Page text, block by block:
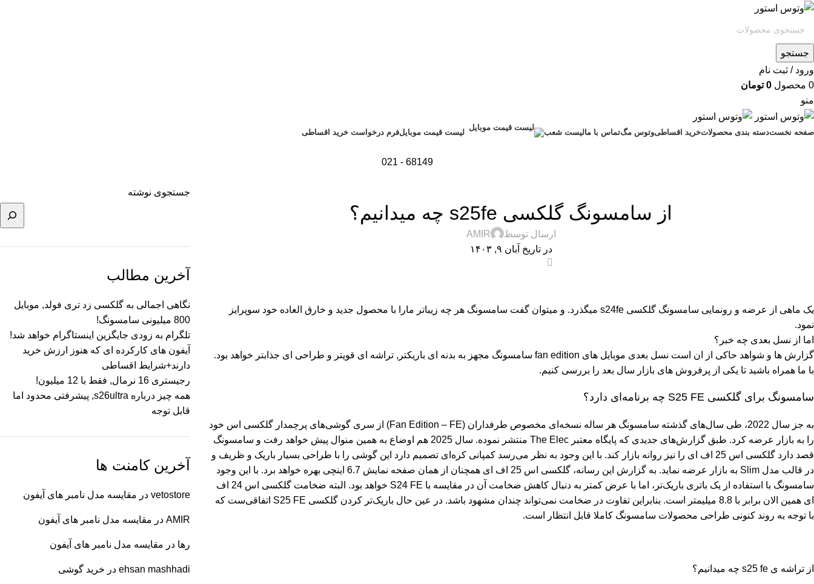
جستجو
ورود / ثبت نام
0 محصول 0 تومان
منو
صفحه نخستدسته بندی محصولاتخرید اقساطیوتوس مگتماس با مالیست شعب لیست قیمت موبایلفرم درخواست خرید اقساطی
68149 - 021
از سامسونگ گلکسی s25fe چه میدانیم؟
ارسال توسط
AMIR
در تاریخ آبان ۹, ۱۴۰۳
یک ماهی از عرضه و رونمایی سامسونگ گلکسی s24fe میگذرد. و میتوان گفت سامسونگ هر چه زیباتر مارا با محصول جدید و خارق العاده خود سوپرایز
نمود.
اما از نسل بعدی چه خبر؟
گزارش ها و شواهد حاکی از ان است نسل بعدی موبایل های fan edition سامسونگ مجهز به بدنه ای باریکتر, تراشه ای قویتر و طراحی ای جذابتر خواهد بود.
با ما همراه باشید تا یکی از پرفروش های بازار سال بعد را بررسی کنیم.
سامسونگ برای گلکسی S25 FE چه برنامه‌ای دارد؟
به جز سال 2022، طی سال‌های گذشته سامسونگ
هر ساله نسخه‌ای مخصوص طرفداران (Fan Edition – FE) از سری گوشی‌های پرچمدار گلکسی اس خود
را به بازار عرضه کرد. طبق گزارش‌های جدیدی که پایگاه معتبر The Elec منتشر نموده. سال 2025 هم اوضاع به همین منوال پیش خواهد رفت و سامسونگ
قصد دارد گلکسی اس 25 اف ای را نیز روانه بازار کند. با این وجود به نظر می‌رسد کمپانی کره‌ای تصمیم دارد این گوشی را با طراحی بسیار باریک و ظریف و
در قالب مدل Slim به بازار عرضه نماید. به گزارش این رسانه، گلکسی اس 25 اف ای همچنان از همان صفحه نمایش 6.7 اینچی بهره خواهد برد. با این وجود
سامسونگ با استفاده از یک باتری باریک‌تر، اما با عرض کمتر به دنبال کاهش ضخامت آن در مقایسه با S24 FE خواهد بود. البته ضخامت گلکسی اس 24 اف
ای همین الان برابر با 8.8 میلیمتر است. بنابراین تفاوت در ضخامت نمی‌تواند چندان مشهود باشد. در عین حال باریک‌تر کردن گلکسی S25 FE اتفاقی‌ست که
با توجه به روند کنونی طراحی محصولات سامسونگ کاملا قابل انتظار است.
از تراشه ی s25 fe چه میدانیم؟
جستجوی نوشته
آخرین مطالب
نگاهی اجمالی به گلکسی زد تری فولد, موبایل
800 میلیونی سامسونگ!
تلگرام به زودی جایگزین اینستاگرام خواهد شد!
آیفون های کارکرده ای که هنوز ارزش خرید
دارند+شرایط اقساطی
رجیستری 16 نرمال, فقط با 12 میلیون!
همه چیز درباره s26ultra, پیشرفتی محدود اما
قابل توجه
آخرین کامنت ها
vetostore در مقایسه مدل نامبر های آیفون
AMIR در مقایسه مدل نامبر های آیفون
رها در مقایسه مدل نامبر های آیفون
ehsan mashhadi در خرید گوشی